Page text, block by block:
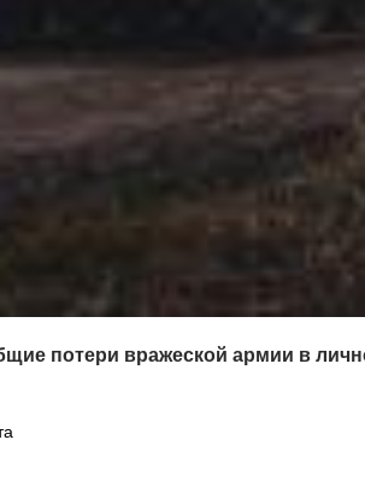
потери вражеской армии в